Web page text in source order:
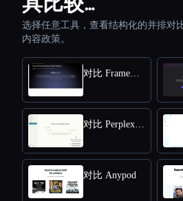
选择任意工具，查看结构化的并排对
内容政策。
对比 FrameTrace | Reverse Video Search
对比 Perplexity AI
对比 Anypod